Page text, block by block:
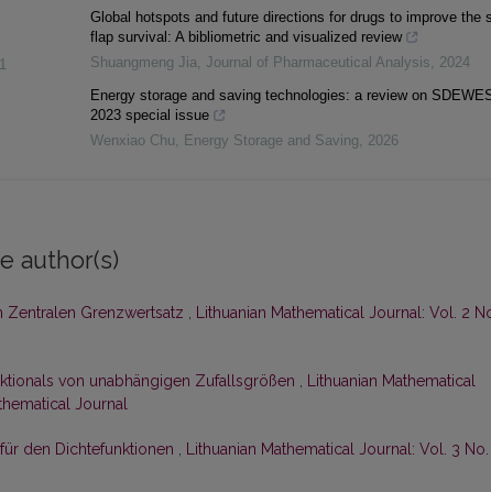
Global hotspots and future directions for drugs to improve the
flap survival: A bibliometric and visualized review
Shuangmeng Jia, Journal of Pharmaceutical Analysis, 2024
Energy storage and saving technologies: a review on
2023 special issue
Wenxiao Chu, Energy Storage and Saving, 2026
author(s)
Zentralen Grenzwertsatz , Lithuanian Mathematical Journal: Vol. 2
von unabhängigen Zufallsgrößen , Lithuanian Mathematical
Journal
den Dichtefunktionen , Lithuanian Mathematical Journal: Vol. 3 No.